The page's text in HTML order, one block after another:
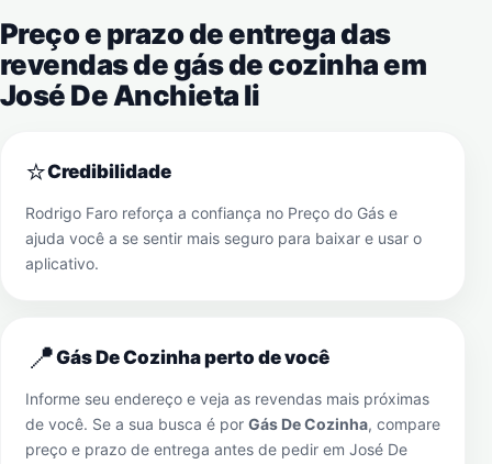
Preço e prazo de entrega das
revendas de gás de cozinha em
José De Anchieta Ii
⭐Credibilidade
Rodrigo Faro reforça a confiança no Preço do Gás e
ajuda você a se sentir mais seguro para baixar e usar o
aplicativo.
📍Gás De Cozinha perto de você
Informe seu endereço e veja as revendas mais próximas
de você. Se a sua busca é por Gás De Cozinha, compare
preço e prazo de entrega antes de pedir em José De